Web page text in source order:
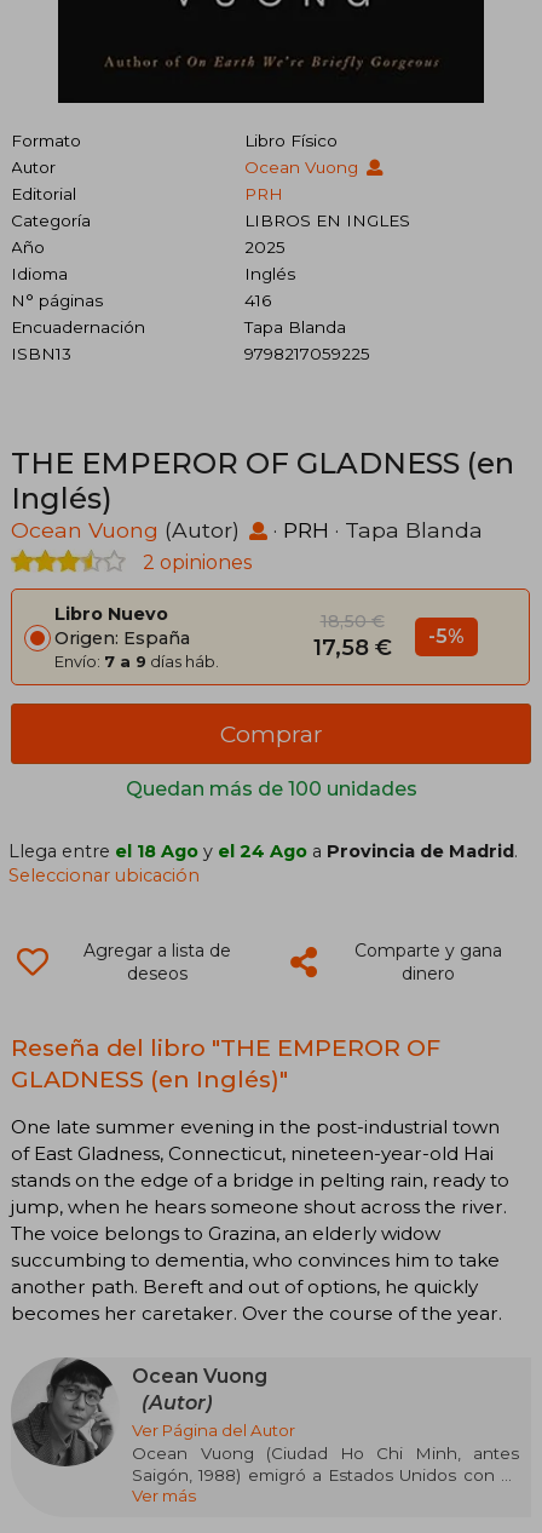
Formato
Libro Físico
Autor
Ocean Vuong
Editorial
PRH
Categoría
LIBROS EN INGLES
Año
2025
Idioma
Inglés
N° páginas
416
Encuadernación
Tapa Blanda
ISBN13
9798217059225
THE EMPEROR OF GLADNESS (en
Inglés)
Ocean Vuong (Autor) · PRH · Tapa Blanda
2 opiniones
Libro Nuevo
Origen: España
Envío: 7 a 9 días háb.
18,50 €
17,58 € -5%
Quedan más de 100 unidades
Comprar
Llega entre el 18 Ago y el 24 Ago a Provincia de Madrid.
Seleccionar ubicación
Agregar a lista de
deseos
Comparte y gana
dinero
Reseña del libro "THE EMPEROR OF
GLADNESS (en Inglés)"
One late summer evening in the post-industrial town
of East Gladness, Connecticut, nineteen-year-old Hai
stands on the edge of a bridge in pelting rain, ready to
jump, when he hears someone shout across the river.
The voice belongs to Grazina, an elderly widow
succumbing to dementia, who convinces him to take
another path. Bereft and out of options, he quickly
becomes her caretaker. Over the course of the year.
Ocean Vuong
(Autor)
Ver Página del Autor
Ocean Vuong (Ciudad Ho Chi Minh, antes
Saigón, 1988) emigró a Estados Unidos con su
familia en 1990, tras pasar un año en un campo
Ver más